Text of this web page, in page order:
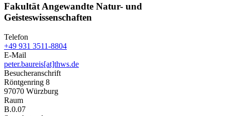
Fakultät Angewandte Natur- und
Geisteswissenschaften
Telefon
+49 931 3511-8804
E-Mail
peter.baureis[at]thws.de
Besucheranschrift
Röntgenring 8
97070 Würzburg
Raum
B.0.07